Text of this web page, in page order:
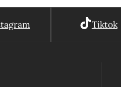
Tiktok